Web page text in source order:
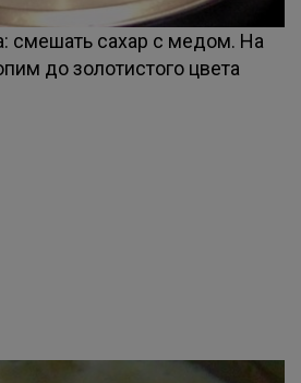
смешать сахар с медом. На
до золотистого цвета